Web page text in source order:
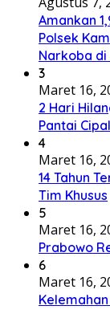
Amankan
Polsek
Narkoba di
3
Maret 16,
2 Hari
Pantai
4
Maret 16,
14 Tahun
Tim Khusus
5
Maret 16,
Prabowo
6
Maret 16,